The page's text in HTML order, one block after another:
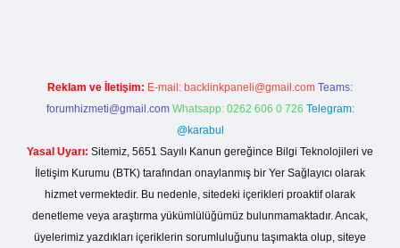
Reklam ve İletişim: E-mail: backlinkpaneli@gmail.com Teams:
forumhizmeti@gmail.com Whatsapp: 0262 606 0 726 Telegram:
@karabul
Yasal Uyarı: Sitemiz, 5651 Sayılı Kanun gereğince Bilgi Teknolojileri ve
İletişim Kurumu (BTK) tarafından onaylanmış bir Yer Sağlayıcı olarak
hizmet vermektedir. Bu nedenle, sitedeki içerikleri proaktif olarak
denetleme veya araştırma yükümlülüğümüz bulunmamaktadır. Ancak,
üyelerimiz yazdıkları içeriklerin sorumluluğunu taşımakta olup, siteye